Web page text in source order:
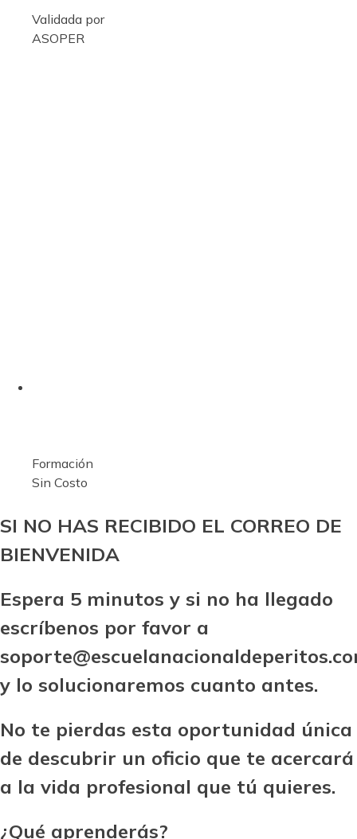
Validada por
ASOPER
Formación
Sin Costo
SI NO HAS RECIBIDO EL CORREO DE
BIENVENIDA
Espera 5 minutos y si no ha llegado
escríbenos por favor a
y lo solucionaremos cuanto antes.
No te pierdas esta oportunidad única
de descubrir un oficio que te acercará
a la vida profesional que tú quieres.
¿Qué aprenderás?